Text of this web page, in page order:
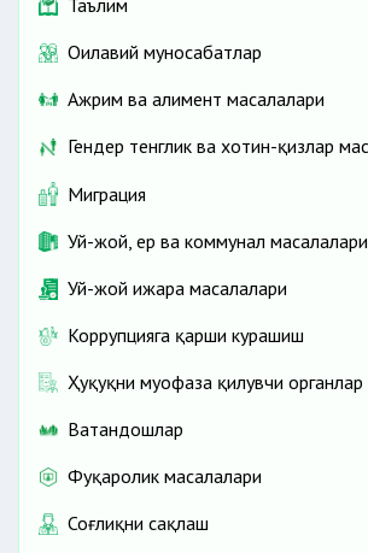
Таълим
Оилавий муносабатлар
Ажрим ва алимент масалалари
Гендер тенглик ва хотин-қизлар
Миграция
Уй-жой, ер ва коммунал масалалари
Уй-жой ижара масалалари
Коррупцияга қарши курашиш
Ҳуқуқни муҳофаза қилувчи органлар
Ватандошлар
Фуқаролик масалалари
Соғлиқни сақлаш